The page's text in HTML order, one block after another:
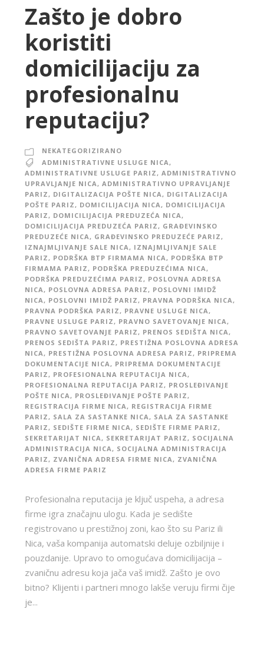
Zašto je dobro
koristiti
domicilijaciju za
profesionalnu
reputaciju?
NEKATEGORIZIRANO
ADMINISTRATIVNE USLUGE NICA ,
ADMINISTRATIVNE USLUGE PARIZ , ADMINISTRATIVNO
UPRAVLJANJE NICA , ADMINISTRATIVNO UPRAVLJANJE
PARIZ , DIGITALIZACIJA POŠTE NICA , DIGITALIZACIJA
POŠTE PARIZ , DOMICILIJACIJA NICA , DOMICILIJACIJA
PARIZ , DOMICILIJACIJA PREDUZEĆA NICA ,
DOMICILIJACIJA PREDUZEĆA PARIZ , GRAĐEVINSKO
PREDUZEĆE NICA , GRAĐEVINSKO PREDUZEĆE PARIZ ,
IZNAJMLJIVANJE SALE NICA , IZNAJMLJIVANJE SALE
PARIZ , PODRŠKA BTP FIRMAMA NICA , PODRŠKA BTP
FIRMAMA PARIZ , PODRŠKA PREDUZEĆIMA NICA ,
PODRŠKA PREDUZEĆIMA PARIZ , POSLOVNA ADRESA
NICA , POSLOVNA ADRESA PARIZ , POSLOVNI IMIDŽ
NICA , POSLOVNI IMIDŽ PARIZ , PRAVNA PODRŠKA NICA ,
PRAVNA PODRŠKA PARIZ , PRAVNE USLUGE NICA ,
PRAVNE USLUGE PARIZ , PRAVNO SAVETOVANJE NICA ,
PRAVNO SAVETOVANJE PARIZ , PRENOS SEDIŠTA NICA ,
PRENOS SEDIŠTA PARIZ , PRESTIŽNA POSLOVNA ADRESA
NICA , PRESTIŽNA POSLOVNA ADRESA PARIZ , PRIPREMA
DOKUMENTACIJE NICA , PRIPREMA DOKUMENTACIJE
PARIZ , PROFESIONALNA REPUTACIJA NICA ,
PROFESIONALNA REPUTACIJA PARIZ , PROSLEĐIVANJE
POŠTE NICA , PROSLEĐIVANJE POŠTE PARIZ ,
REGISTRACIJA FIRME NICA , REGISTRACIJA FIRME
PARIZ , SALA ZA SASTANKE NICA , SALA ZA SASTANKE
PARIZ , SEDIŠTE FIRME NICA , SEDIŠTE FIRME PARIZ ,
SEKRETARIJAT NICA , SEKRETARIJAT PARIZ , SOCIJALNA
ADMINISTRACIJA NICA , SOCIJALNA ADMINISTRACIJA
PARIZ , ZVANIČNA ADRESA FIRME NICA , ZVANIČNA
ADRESA FIRME PARIZ
Profesionalna reputacija je ključ uspeha, a adresa
firme igra značajnu ulogu. Kada je sedište
registrovano u prestižnoj zoni, kao što su Pariz ili
Nica, vaša kompanija automatski deluje ozbiljnije i
pouzdanije. Upravo to omogućava domicilijacija –
zvaničnu adresu koja jača vaš imidž. Zašto je ovo
bitno? Klijenti i partneri mnogo lakše veruju firmi čije
je...